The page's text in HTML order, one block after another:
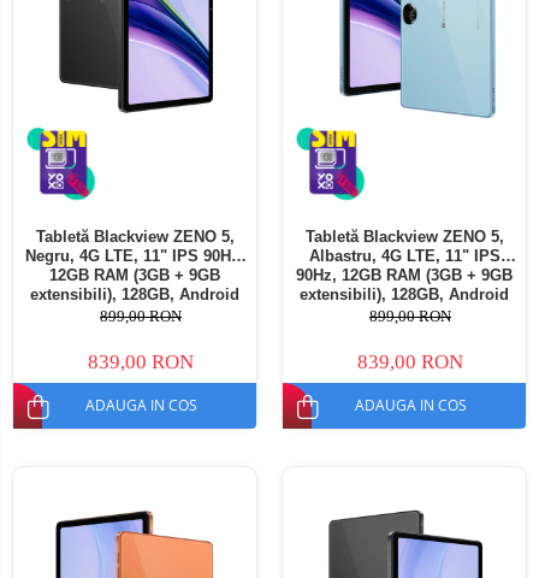
Tabletă Blackview ZENO 5,
Negru, 4G LTE, 11" IPS 90Hz,
12GB RAM (3GB + 9GB
extensibili), 128GB, Android
16, Unisoc T7250, 8300mAh,
SIM
899,00 RON
839,00 RON
ADAUGA IN COS
Tabletă Blackview ZENO 5,
Albastru, 4G LTE, 11" IPS
90Hz, 12GB RAM (3GB + 9GB
extensibili), 128GB, Android
16, Unisoc T7250, 8300mAh,
SIM
899,00 RON
839,00 RON
ADAUGA IN COS